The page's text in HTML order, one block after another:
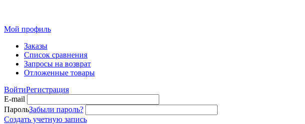
Мой профиль
Заказы
Список сравнения
Запросы на возврат
Отложенные товары
ВойтиРегистрация
E-mail
ПарольЗабыли пароль?
Создать учетную запись